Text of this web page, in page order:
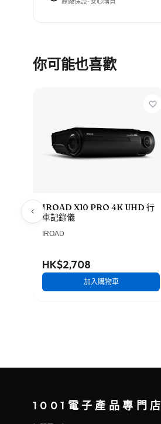
你可能也喜歡
IROAD X10 PRO 4K UHD 行
車記錄儀
IROAD
HK$2,708
加入購物車
1001電子產品專門店